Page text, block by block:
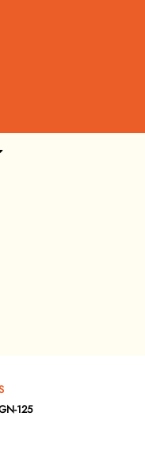
125